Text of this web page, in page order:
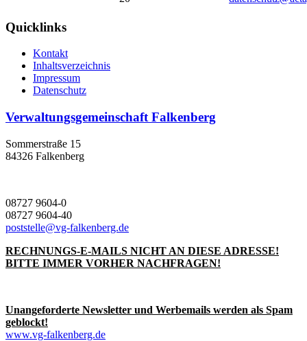
Quicklinks
Kontakt
Inhaltsverzeichnis
Impressum
Datenschutz
Verwaltungsgemeinschaft Falkenberg
Sommerstraße 15
84326 Falkenberg
08727 9604-0
08727 9604-40
poststelle@vg-falkenberg.de
RECHNUNGS-E-MAILS NICHT AN DIESE ADRESSE!
BITTE IMMER VORHER NACHFRAGEN!
Unangeforderte Newsletter und Werbemails werden als Spam
geblockt!
www.vg-falkenberg.de